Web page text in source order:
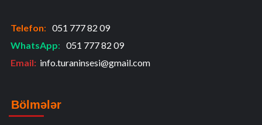
Telefon: 051 777 82 09
WhatsApp: 051 777 82 09
Email: info.turaninsesi@gmail.com
Bölmələr